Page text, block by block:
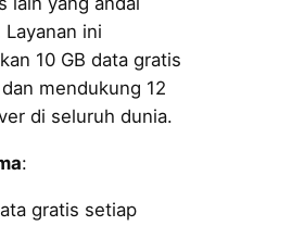
ini
10 GB data gratis
mendukung 12
di seluruh dunia.
:
gratis setiap